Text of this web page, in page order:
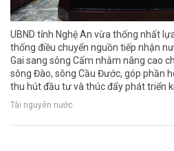
UBND tỉnh Nghệ An vừa thống nhất
thống điều chuyển nguồn tiếp nhận
Gai sang sông Cấm nhằm nâng cao
sông Đào, sông Cầu Đước, góp phần
thu hút đầu tư và thúc đẩy phát triển
Tài nguyên nước